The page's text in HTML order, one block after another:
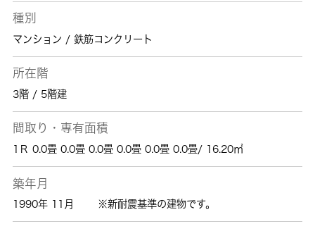
種別
マンション / 鉄筋コンクリート
所在階
3階 / 5階建
間取り・専有面積
1Ｒ 0.0畳 0.0畳 0.0畳 0.0畳 0.0畳 0.0畳/ 16.20㎡
築年月
1990年 11月 ※新耐震基準の建物です。